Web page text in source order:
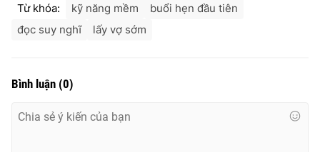
Từ khóa: kỹ năng mềm
buổi hẹn đầu tiên
đọc suy nghĩ
lấy vợ sớm
Bình luận (0)